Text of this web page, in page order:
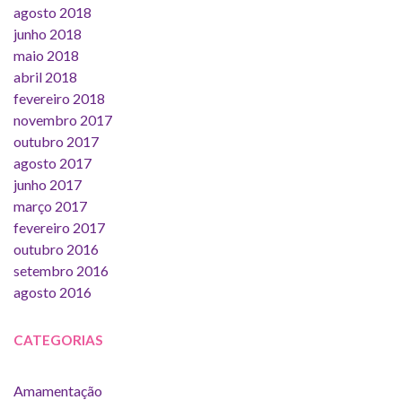
agosto 2018
junho 2018
maio 2018
abril 2018
fevereiro 2018
novembro 2017
outubro 2017
agosto 2017
junho 2017
março 2017
fevereiro 2017
outubro 2016
setembro 2016
agosto 2016
CATEGORIAS
Amamentação